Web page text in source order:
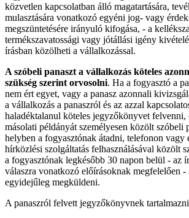
közvetlen kapcsolatban álló magatartására,
mulasztására vonatkozó egyéni jog- vagy
megszüntetésére irányuló kifogása, - a
termékszavatossági vagy jótállási igény
írásban közölheti a vállalkozással.
A szóbeli panaszt a vállalkozás köteles
szükség szerint orvosolni. Ha a fogyasztó a
nem ért egyet, vagy a panasz azonnali
a vállalkozás a panaszról és az azzal
haladéktalanul köteles jegyzőkönyvet felvenni,
másolati példányát személyesen közölt szóbeli
helyben a fogyasztónak átadni, telefonon vagy
hírközlési szolgáltatás felhasználásával közölt
a fogyasztónak legkésőbb 30 napon belül - az
válaszra vonatkozó előírásoknak megfelelően -
egyidejűleg megküldeni.
A panaszról felvett jegyzőkönyvnek